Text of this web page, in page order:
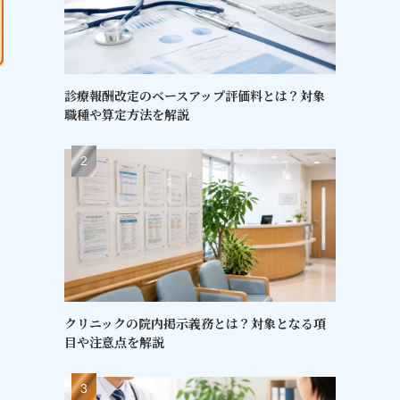
診療報酬改定のベースアップ評価料とは？対象
職種や算定方法を解説
クリニックの院内掲示義務とは？対象となる項
目や注意点を解説